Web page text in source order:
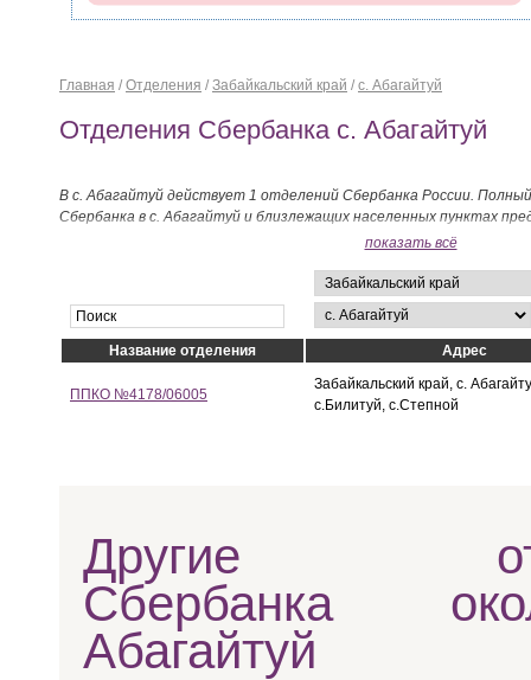
Главная / Отделения / Забайкальский край / с. Абагайтуй
Отделения Сбербанка с. Абагайтуй
В с. Абагайтуй действует 1 отделений Сбербанка России.
Сбербанка в с. Абагайтуй и близлежащих населенных пунктах
показать всё
Название отделения Адрес
ППКО №4178/06005
Забайкальский край, с.
с.Билитуй, с.Степной
Другие
Сбербанка
Абагайтуй